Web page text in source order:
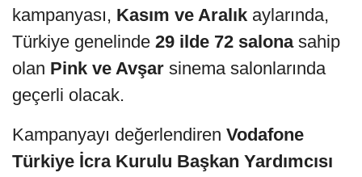
kampanyası, Kasım ve Aralık aylarında,
Türkiye genelinde 29 ilde 72 salonasahip
olan Pink ve Avşar sinema salonlarında
geçerli olacak.
Kampanyayı değerlendiren Vodafone
Türkiye İcra Kurulu Başkan Yardımcısı